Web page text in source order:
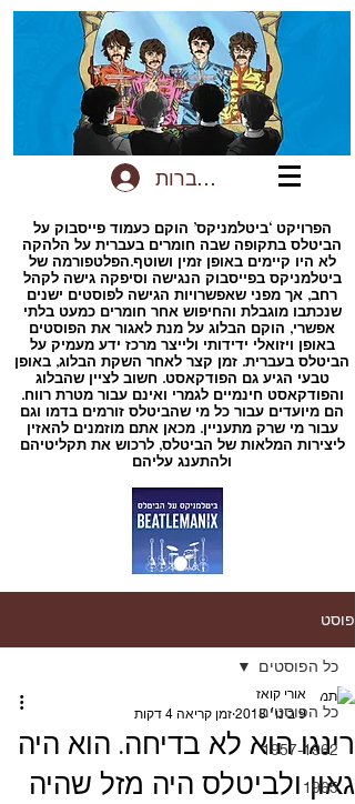
להתחברות
הפרויקט ‘ביטלמניקס’ הוקם כעמוד פייסבוק על
הביטלס בתקופה שבה חומרים בעברית על הלהקה
לא היו קיימים באופן זמין ושוטף.הפלטפורמה של
ביטלמניקס בפייסבוק הנגישה וסיפקה גישה לקהל
רחב, אך מפני שאפשרויות הגישה לפוסטים ישנים
שנכתבו מוגבלת והחיפוש אחר חומרים כמעט בלתי
אפשרי, הוקם הבלוג על מנת לאגור את הפוסטים
באופן ויזואלי ידידותי ולייצר מרכז ידע מעמיק על
הביטלס בעברית. זמן קצר לאחר השקת הבלוג, באופן
טבעי הגיע גם הפודקאסט. חשוב לציין שהבלוג
והפודקאסט חינמיים לגמרי ואינם עבור מטרת רווח.
הם מיועדים עבור כל מי שהביטלס זורמים בדמו וגם
עבור מי שרק מתעניין. מכאן אתם מוזמנים להאזין
ליצירות המלאות של הביטלס, לרכוש את תקליטיהם
ולהתענג עליהם
פוסט
כל הפוסטים
1957-1962
1965
כל הפוסטים
רינגו הוא לא בדיחה. הוא היה
גאון ולביטלס היה מזל שהיה
אורי קואז
9 בינו׳ 2018
זמן קריאה 4 דקות